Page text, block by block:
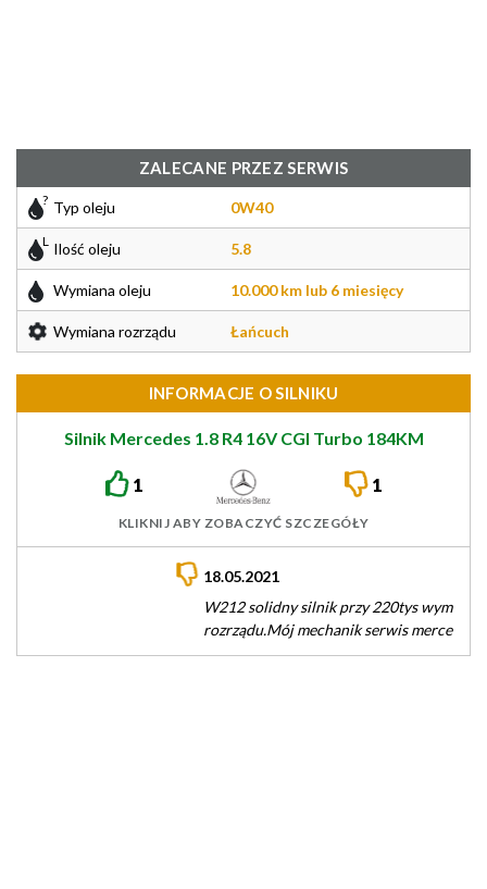
ZALECANE PRZEZ SERWIS
Typ oleju 0W40
Ilość oleju 5.8
Wymiana oleju 10.000 km lub 6 miesięcy
Wymiana rozrządu Łańcuch
INFORMACJE O SILNIKU
Silnik Mercedes 1.8 R4 16V CGI Turbo 184KM
M271evo
1
1
KLIKNIJ ABY ZOBACZYĆ SZCZEGÓŁY
W212 solidny silnik przy 220tys wymiana zebatek i
rozrządu.Mój mechanik serwis mercedesa zaleca samą
wymiane łancucha co 100 tys.